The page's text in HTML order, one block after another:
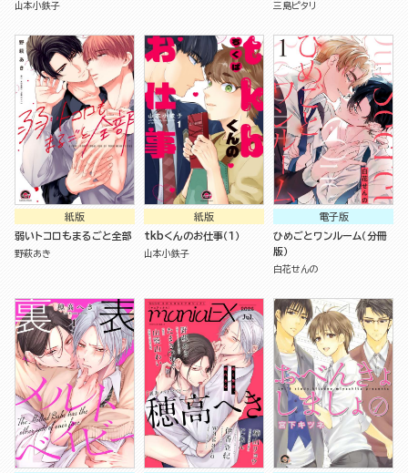
山本小鉄子 三島ピタリ
紙版
弱いトコロもまるごと全部
野萩あき
紙版
tkbくんのお仕事（１）
山本小鉄子
電子版
ひめごとワンルーム（分冊
版）
白花せんの